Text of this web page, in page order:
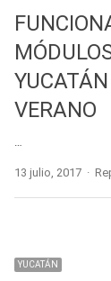
VERANO
…
13 julio, 2017
YUCATÁN